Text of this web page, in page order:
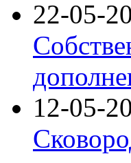
22-05-
12-05-